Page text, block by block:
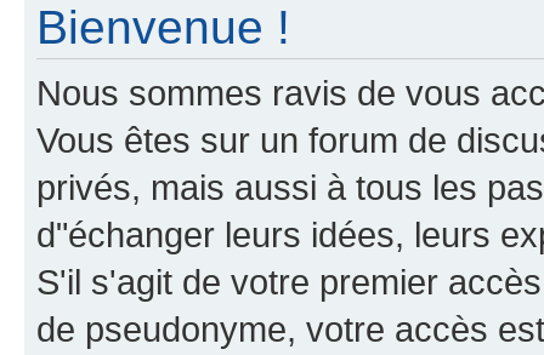
Bienvenue !
Nous sommes ravis de vous
Vous êtes sur un forum de
privés, mais aussi à tous les
d"échanger leurs idées, leurs
S'il s'agit de votre premier
de pseudonyme, votre accès